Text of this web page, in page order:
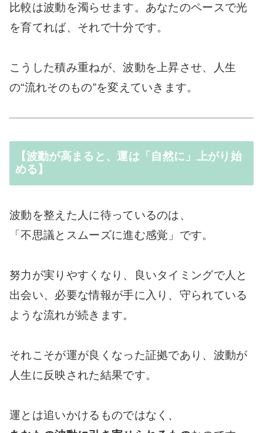
比較は波動を濁らせます。あなたのペースで光
を育てれば、それで十分です。
こうした積み重ねが、波動を上昇させ、人生
の“流れそのもの”を変えていきます。
【波動が高まると、運は「自然に」上がり始
める】
波動を整えた人に待っているのは、
「不思議とスムーズに進む感覚」です。
努力が実りやすくなり、良いタイミングで人と
出会い、必要な情報が手に入り、守られている
ような流れが続きます。
それこそが運が良くなった証拠であり、波動が
人生に反映された結果です。
運とは追いかけるものではなく、